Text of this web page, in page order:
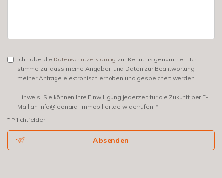
Ich habe die Datenschutzerklärung zur Kenntnis genommen. Ich
stimme zu, dass meine Angaben und Daten zur Beantwortung
meiner Anfrage elektronisch erhoben und gespeichert werden.
Hinweis: Sie können Ihre Einwilligung jederzeit für die Zukunft per E-
Mail an info@leonard-immobilien.de widerrufen. *
* Pflichtfelder
Absenden